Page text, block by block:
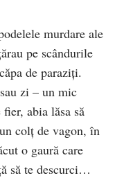
murdare ale
pe scândurile
de paraziţi.
zi – un mic
abia lăsa să
colţ de vagon, în
o gaură care
să te descurci…